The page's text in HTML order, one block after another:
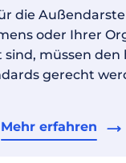
die
oder Ihrer
müssen den
gerecht
Mehr erfahren